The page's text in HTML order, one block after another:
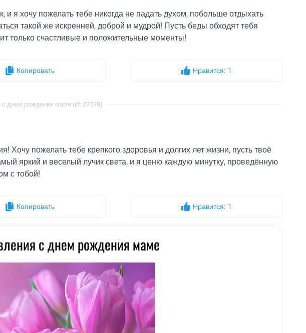
я хочу пожелать тебе никогда не падать духом, побольше отдыхать
такой же искренней, доброй и мудрой! Пусть беды обходят тебя
только счастливые и положительные моменты!
Копировать Нравится: 1
с днем рождения маме (id: 27799)
пожелать тебе крепкого здоровья и долгих лет жизни, пусть твоё
яркий и веселый лучик света, и я ценю каждую минутку, проведённую
с тобой!
Копировать Нравится: 1
с днем рождения маме